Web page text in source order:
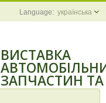
українська
ВИСТАВКА
ЗАПЧАСТИН ТА
АКСЕСУАРІВ У